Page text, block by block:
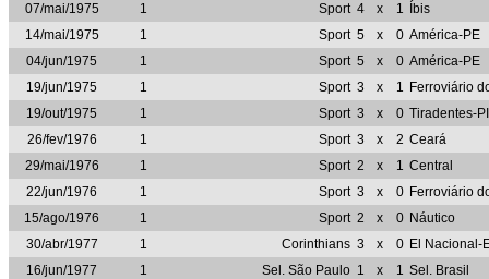
07/mai/1975
1 Sport 4 x 1
Íbis
14/mai/1975
1 Sport 5 x 0 América-PE
04/jun/1975
1 Sport 5 x 0 América-PE
19/jun/1975
1 Sport 3 x 1 Ferroviário
19/out/1975
1 Sport 3 x 0 Tiradentes-PI
26/fev/1976
1 Sport 3 x 2 Ceará
29/mai/1976
1 Sport 2 x 1 Central
22/jun/1976
1 Sport 3 x 0 Ferroviário
15/ago/1976
1 Sport 2 x 0 Náutico
30/abr/1977
1 Corinthians 3 x 0 El Nacional-
16/jun/1977
1 Sel. São Paulo 1 x 1 Sel. Brasil